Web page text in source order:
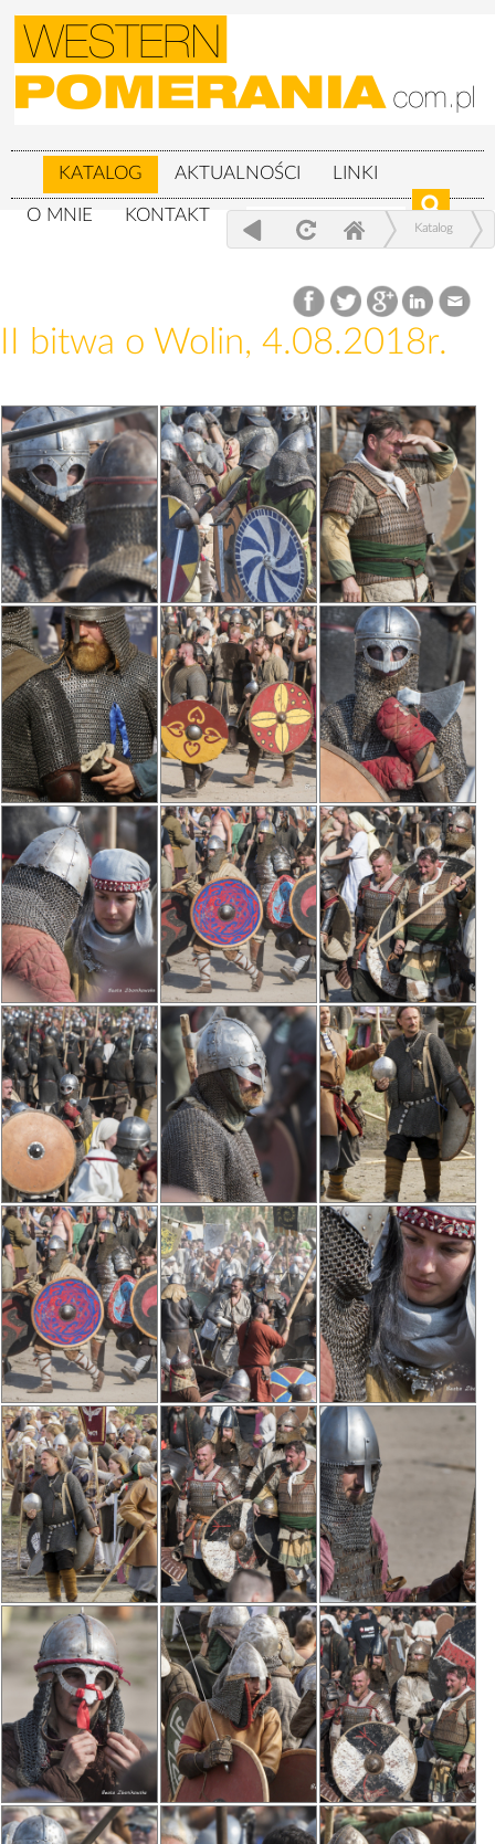
KATALOG AKTUALNOŚCI LINKI
O MNIE KONTAKT
Katalog
5.08.2018r.
II bitwa o Wolin, 4.08.2018r.
II bitwa o Wolin, 4.08.2018r.